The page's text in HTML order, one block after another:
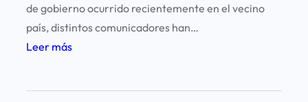
e
s
i
n
de gobierno ocurrido recientemente en el vecino
país, distintos comunicadores han…
Leer más: